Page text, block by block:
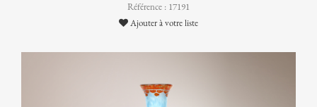
Référence : 17191
Ajouter à votre liste